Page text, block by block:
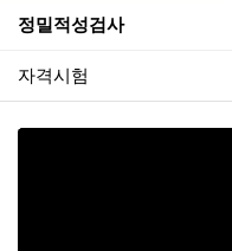
정밀적성검사
자격시험